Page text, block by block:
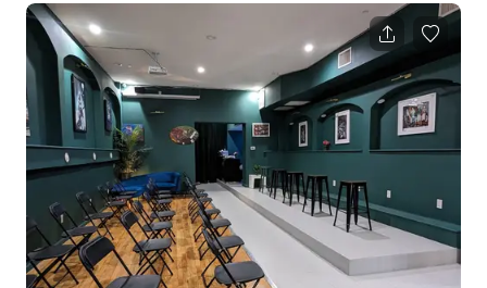
gratuits, de nombreux restaurants locaux proposant du
service traiteur ;)